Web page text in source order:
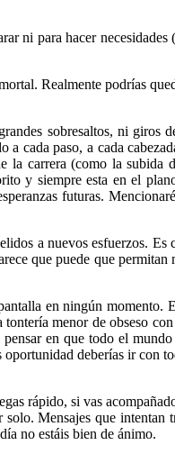
ni para hacer
Realmente podrías
sobresaltos, ni giros
cada paso, a cada
la carrera (como la subida
y siempre esta en el
futuras.
a nuevos esfuerzos.
que puede que permitan
en ningún momento.
menor de obseso
en que todo el
deberías ir con
rápido, si vas
Mensajes que intentan
no estáis bien de ánimo.